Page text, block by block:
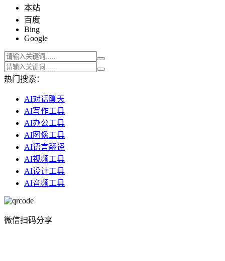
本站
百度
Bing
Google
热门搜索：
AI对话聊天
AI写作工具
AI办公工具
AI图像工具
AI语言翻译
AI视频工具
AI设计工具
AI音频工具
微信扫码分享